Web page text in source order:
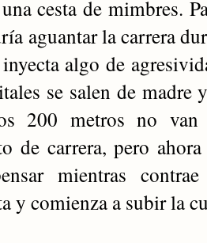
cesta de mimbres.
aguantar la carrera
algo de
se salen de
200 metros no
de carrera, pero
mientras
y comienza a subir la